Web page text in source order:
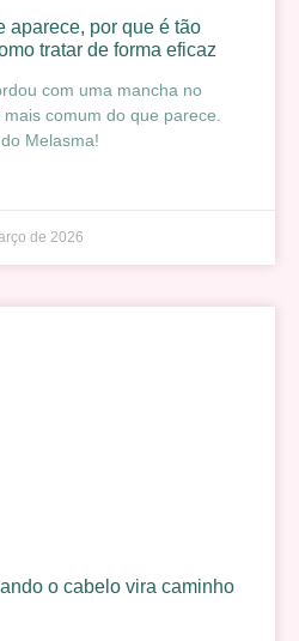
aparece, por que é tão
tratar de forma eficaz
com uma mancha no
comum do que parece.
Melasma!
de 2026
o cabelo vira caminho